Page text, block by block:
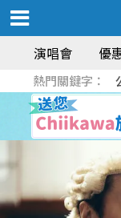
演唱會 優
熱門關鍵字：